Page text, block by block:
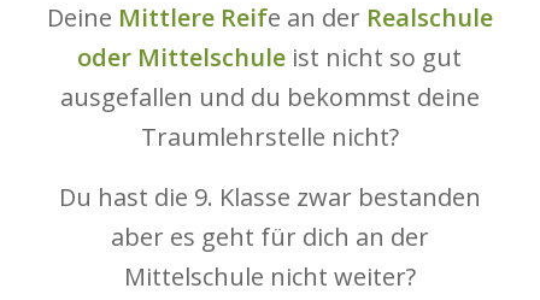
Deine Mittlere Reife an der Realschule
oder Mittelschule ist nicht so gut
ausgefallen und du bekommst deine
Traumlehrstelle nicht?
Du hast die 9. Klasse zwar bestanden
aber es geht für dich an der
Mittelschule nicht weiter?